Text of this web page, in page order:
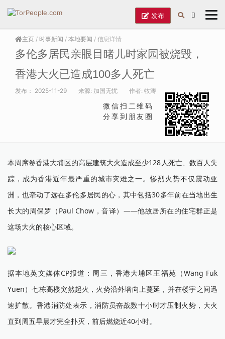
发布
主页 / 时事新闻 / 本地要闻 / 信息详情
多伦多居民亲眼目睹儿时家园被烧毁，
香港大火已造成100多人死亡
发布： 2025-11-29 来源: 加国无忧 作者: 牧涛
微信扫二维码
分享到朋友圈
本周席卷香港大埔区的高层建筑大火造成至少128人死亡、数百人失
踪，成为香港近年最严重的城市灾难之一。惨烈火势不仅震动亚
洲，也牵动了远在多伦多居民的心，其中包括30多年前在当地出生
长大的周保罗（Paul Chow，音译）——他故居所在的住宅群正是
这场大火的核心区域。
据本地英文媒体CP报道：周三，香港大埔区王福苑（Wang Fuk
Yuen）七栋高楼突然起火，火势沿外墙向上蔓延，并在楼宇之间迅
速扩散。香港消防处表示，消防员奋战数十小时才压制火势，大火
直到周五早晨才完全扑灭，前后燃烧近40小时。